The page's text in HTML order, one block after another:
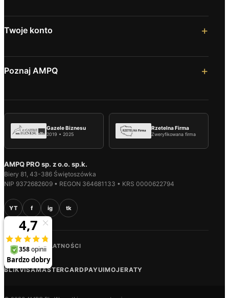
Twoje konto
Poznaj AMPQ
Gazele Biznesu
2019 • 2025
Rzetelna Firma
Zweryfikowana firma
AMPQ PRO sp. z o.o. sp.k.
Biery 81, 43-386 Świętoszówka
NIP 9372682609 • REGON 364681133 • KRS 0000622794
YT f ig tk
BEZPIECZNE PŁATNOŚCI
BLIKVISAMASTERCARDPAYUIMOJERATY